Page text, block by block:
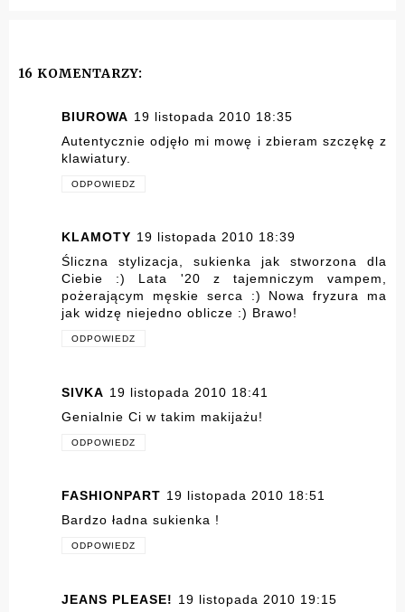
16 KOMENTARZY:
BIUROWA 19 listopada 2010 18:35
Autentycznie odjęło mi mowę i zbieram szczękę z
klawiatury.
ODPOWIEDZ
KLAMOTY 19 listopada 2010 18:39
Śliczna stylizacja, sukienka jak stworzona dla
Ciebie :) Lata '20 z tajemniczym vampem,
pożerającym męskie serca :) Nowa fryzura ma
jak widzę niejedno oblicze :) Brawo!
ODPOWIEDZ
SIVKA 19 listopada 2010 18:41
Genialnie Ci w takim makijażu!
ODPOWIEDZ
FASHIONPART 19 listopada 2010 18:51
Bardzo ładna sukienka !
ODPOWIEDZ
JEANS PLEASE! 19 listopada 2010 19:15